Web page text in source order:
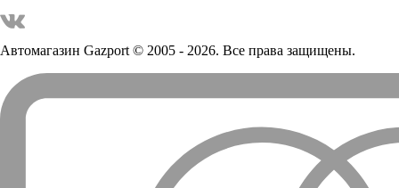
Автомагазин Gazport© 2005 - 2026. Все права защищены.